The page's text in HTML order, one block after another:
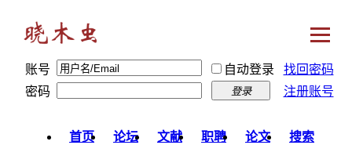
账号 自动登录
找回密码
密码
登录 注册账号
首页 论坛 文献 职聘 论文 搜索